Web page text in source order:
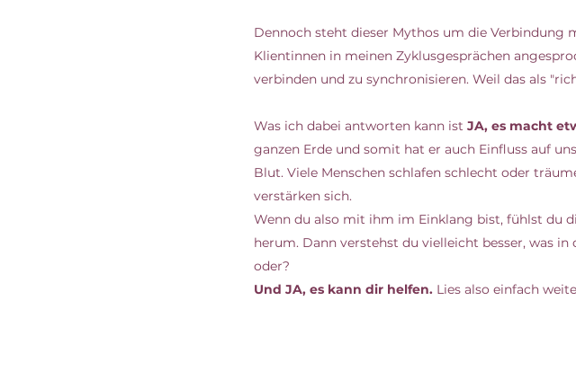
Dennoch steht dieser Mythos um die Verbindung
Klientinnen in meinen Zyklusgesprächen
verbinden und zu synchronisieren. Weil das als
Was ich dabei antworten kann ist JA, es macht
ganzen Erde und somit hat er auch Einfluss auf
Blut. Viele Menschen schlafen schlecht oder
verstärken sich.
Wenn du also mit ihm im Einklang bist, fühlst du
herum. Dann verstehst du vielleicht besser, was
oder?
Und JA, es kann dir helfen. Lies also einfach